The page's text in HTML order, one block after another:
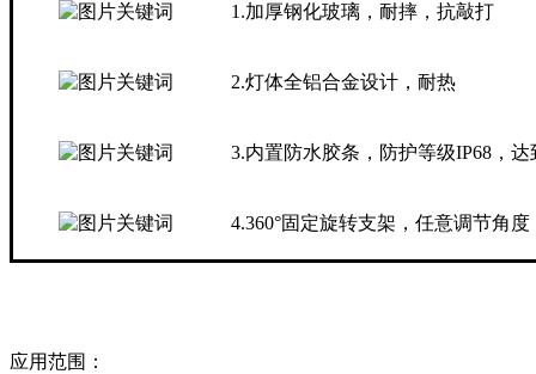
1.加厚钢化玻璃，耐摔，抗敲打
2.灯体全铝合金设计，耐热
3.内置防水胶条，防护等级IP68，
4.360°固定旋转支架，任意调节角
应用范围：